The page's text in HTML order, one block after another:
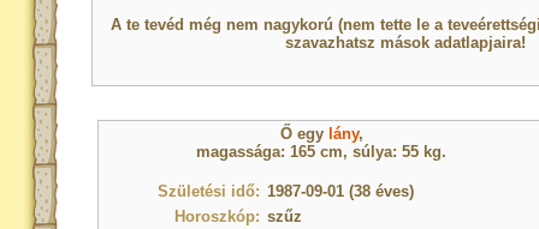
A te tevéd még nem nagykorú (nem tette le a
szavazhatsz mások adatlapjaira!
Ő egy lány,
magassága: 165 cm, súlya: 55 kg.
Születési idő: 1987-09-01 (38 éves)
Horoszkóp: szűz